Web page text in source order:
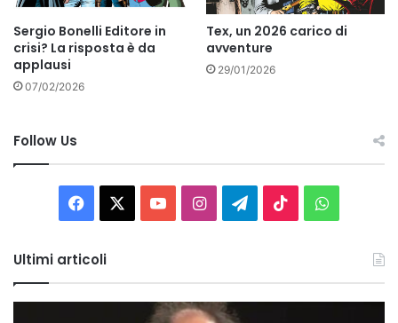
Sergio Bonelli Editore in
crisi? La risposta è da
applausi
07/02/2026
Tex, un 2026 carico di
avventure
29/01/2026
Follow Us
Facebook You InstagramTelegram
TikTok
Ultimi articoli